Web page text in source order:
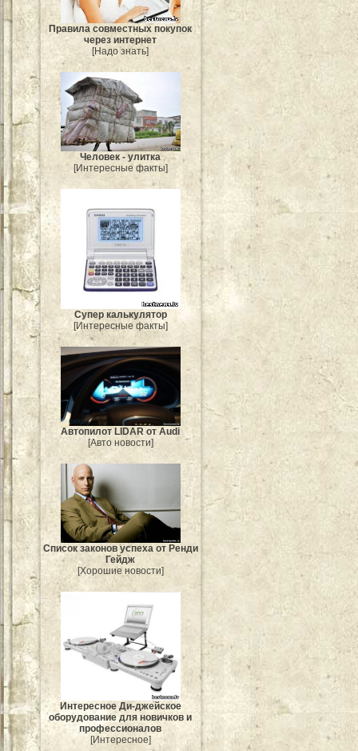
Правила совместных покупок
через интернет
[Надо знать]
Человек - улитка
[Интересные факты]
Супер калькулятор
[Интересные факты]
Автопилот LIDAR от Audi
[Авто новости]
Список законов успеха от Ренди
Гейдж
[Хорошие новости]
Интересное Ди-джейское
оборудование для новичков и
профессионалов
[Интересное]